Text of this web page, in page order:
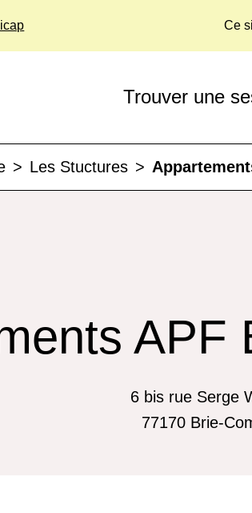
Ce
Trouver une
> Les Stuctures >
APF
6 bis rue Serge
77170 Brie-